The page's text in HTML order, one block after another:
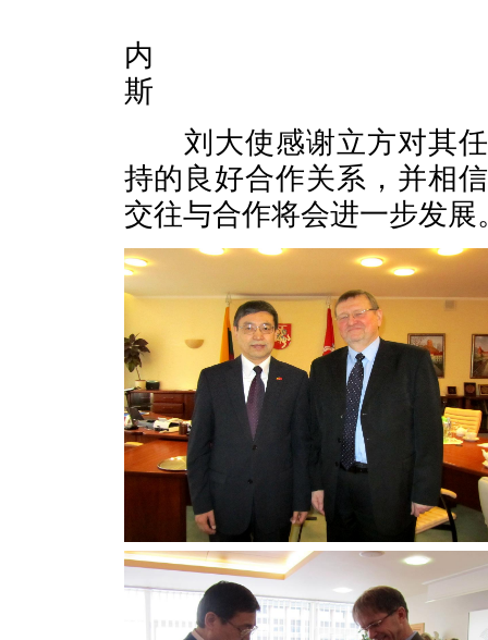
内 总理
斯
刘大使感谢立方对其任
持的良好合作关系，并相
交往与合作将会进一步发展